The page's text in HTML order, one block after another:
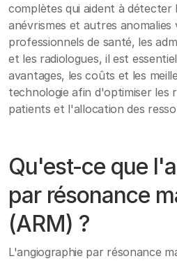
complètes qui aident à détecter
anévrismes et autres anomalies
professionnels de santé, les
et les radiologues, il est
avantages, les coûts et les
technologie afin d'optimiser les
patients et l'allocation des
Qu'est-ce que
par résonance
(ARM) ?
L'angiographie par résonance